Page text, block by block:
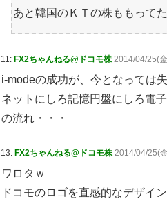
あと韓国のＫＴの株ももって
11: FX2ちゃんねる@ドコモ株 2014/04/25(
i-modeの成功が、今となっては
ネットにしろ記憶円盤にしろ電
の流れ・・・
13: FX2ちゃんねる@ドコモ株 2014/04/25(
ワロタｗ
ドコモのロゴを直感的なデザイ